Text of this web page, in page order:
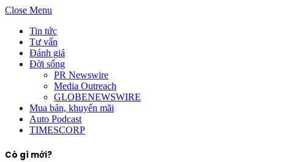
Close Menu
Tin tức
Tư vấn
Đánh giá
Đời sống
PR Newswire
Media Outreach
GLOBENEWSWIRE
Mua bán, khuyến mãi
Auto Podcast
TIMESCORP
Có gì mới?